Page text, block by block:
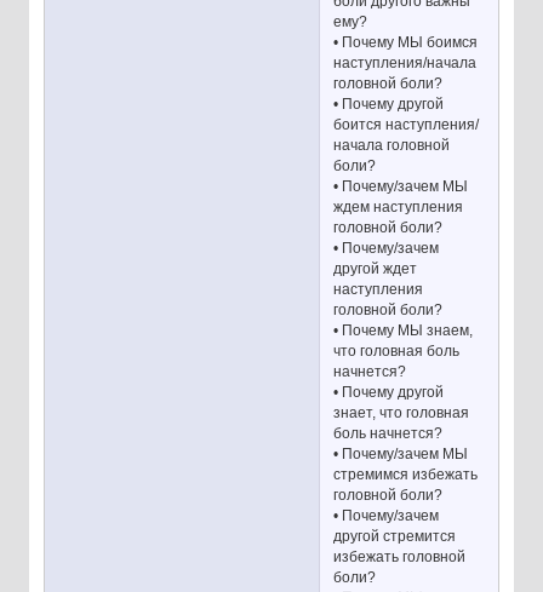
ему?
• Почему МЫ боимся
наступления/начала
головной боли?
• Почему другой
боится наступления/
начала головной
боли?
• Почему/зачем МЫ
ждем наступления
головной боли?
• Почему/зачем
другой ждет
наступления
головной боли?
• Почему МЫ знаем,
что головная боль
начнется?
• Почему другой
знает, что головная
боль начнется?
• Почему/зачем МЫ
стремимся избежать
головной боли?
• Почему/зачем
другой стремится
избежать головной
боли?